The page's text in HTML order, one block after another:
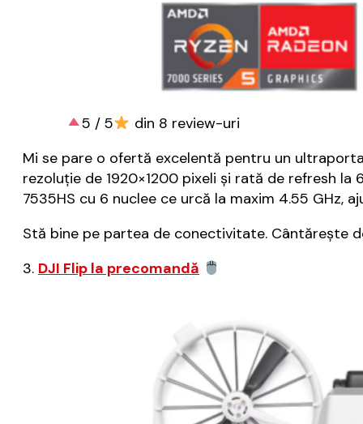
5 / 5
din 8 review-uri
Mi se pare o ofertă excelentă pentru un
rezoluție de 1920×1200 pixeli și rată de refresh
7535HS cu 6 nuclee ce urcă la maxim 4.55 GHz,
Stă bine pe partea de conectivitate. Cântărește
3. DJI Flip la precomandă